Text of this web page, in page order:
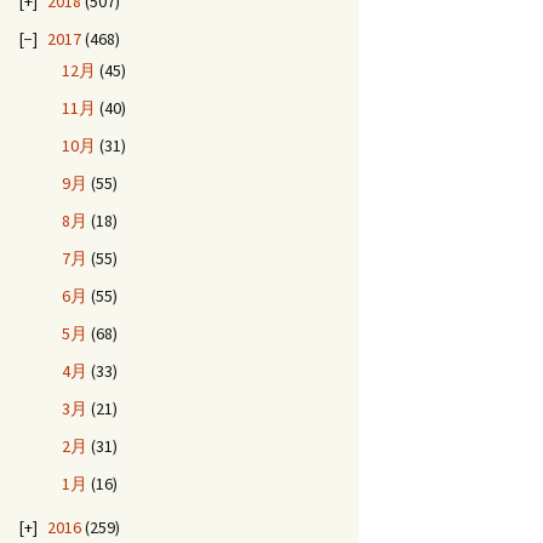
2017(468)
12月 (45)
11月 (40)
10月 (31)
9月 (55)
8月 (18)
7月 (55)
6月 (55)
5月 (68)
4月 (33)
3月 (21)
2月 (31)
1月 (16)
2016(259)